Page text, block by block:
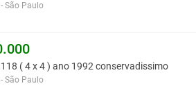
São Paulo
( 4 x 4 ) ano 1992 conservadissimo
São Paulo